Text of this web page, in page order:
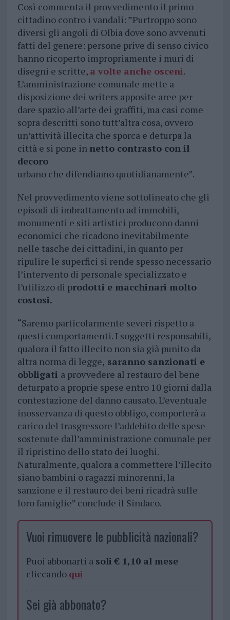
Così commenta il provvedimento il primo
cittadino contro i vandali: ”Purtroppo sono
diversi gli angoli di Olbia dove sono avvenuti
fatti del genere: persone prive di senso civico
hanno ricoperto impropriamente i muri di
disegni e scritte, a volte anche osceni.
L’amministrazione comunale mette a
disposizione dei writers apposite aree per
dare spazio all’arte dei graffiti, ma casi come
sopra descritti sono tutt’altra cosa, ovvero
un’attività illecita che sporca e deturpa la
città e si pone in netto contrasto con il
decoro
urbano che difendiamo quotidianamente”.
Nel provvedimento viene sottolineato che gli
episodi di imbrattamento ad immobili,
monumenti e siti artistici producono danni
economici che ricadono inevitabilmente
nelle tasche dei cittadini, in quanto per
ripulire le superfici si rende spesso necessario
l’intervento di personale specializzato e
l’utilizzo di prodotti e macchinari molto
costosi.
“Saremo particolarmente severi rispetto a
questi comportamenti. I soggetti responsabili,
qualora il fatto illecito non sia già punito da
altra norma di legge, saranno sanzionati e
obbligati a provvedere al restauro del bene
deturpato a proprie spese entro 10 giorni dalla
contestazione del danno causato. L’eventuale
inosservanza di questo obbligo, comporterà a
carico del trasgressore l’addebito delle spese
sostenute dall’amministrazione comunale per
il ripristino dello stato dei luoghi.
Naturalmente, qualora a commettere l’illecito
siano bambini o ragazzi minorenni, la
sanzione e il restauro dei beni ricadrà sulle
loro famiglie” conclude il Sindaco.
Vuoi rimuovere le pubblicità nazionali?
Puoi abbonarti a soli € 1,10 al mese
cliccando qui
Sei già abbonato?